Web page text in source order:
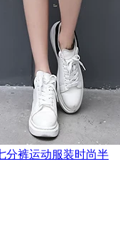
分裤运动服装时尚半